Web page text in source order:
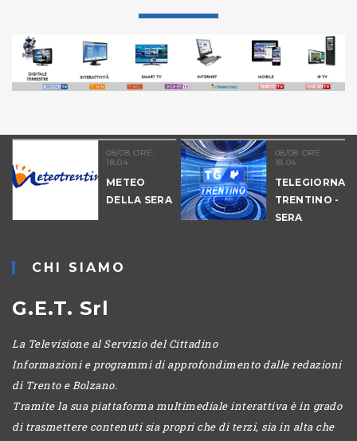
08/08 ORE:
18.04
METEO
DELLA SERA
08/08 ORE:
18.04
TRENTINO -
SERA
CHI SIAMO
G.E.T. Srl
La Televisione al Servizio del Cittadino
Informazioni e programmi di approfondimento dalle redazioni
di Trento e Bolzano.
Tramite la sua piattaforma multimediale interattiva è in grado
di trasmettere contenuti sia propri che di terzi, sia in alta che